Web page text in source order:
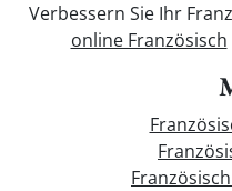
Verbessern Sie Ihr
online Französisch